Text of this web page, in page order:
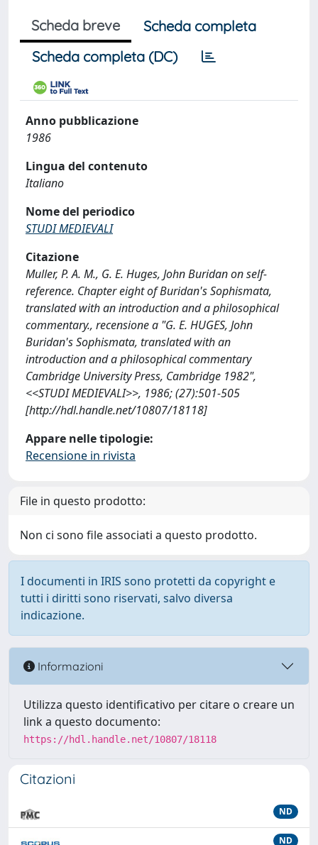
Scheda breve
Scheda completa
Scheda completa (DC)
Anno pubblicazione
1986
Lingua del contenuto
Italiano
Nome del periodico
STUDI MEDIEVALI
Citazione
Muller, P. A. M., G. E. Huges, John Buridan on self-
reference. Chapter eight of Buridan's Sophismata,
translated with an introduction and a philosophical
commentary., recensione a "G. E. HUGES, John
Buridan's Sophismata, translated with an
introduction and a philosophical commentary
Cambridge University Press, Cambridge 1982",
<<STUDI MEDIEVALI>>, 1986; (27):501-505
[http://hdl.handle.net/10807/18118]
Appare nelle tipologie:
Recensione in rivista
File in questo prodotto:
Non ci sono file associati a questo prodotto.
I documenti in IRIS sono protetti da copyright e
tutti i diritti sono riservati, salvo diversa
indicazione.
Informazioni
Utilizza questo identificativo per citare o creare un
link a questo documento:
https://hdl.handle.net/10807/18118
Citazioni
ND
ND